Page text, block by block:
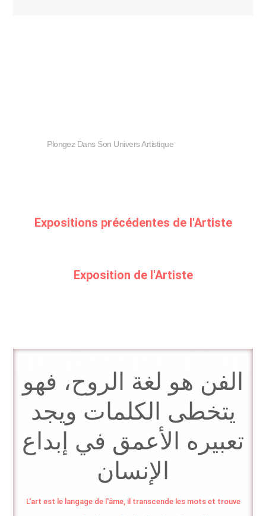
Plongez Dans Son Univers Artistique
Expositions précédentes de l'Artiste
Exposition de l'Artiste
الفن هو لغة الروح، فهو
يتخطى الكلمات ويجد
تعبيره الأعمق في إبداع
الإنسان
L'art est le langage de l'âme, il transcende les mots et trouve